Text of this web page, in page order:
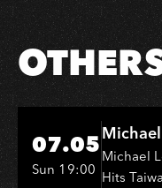
Hi-Ing Music Hall
07.05
Sun 19:00
Michael
Hits